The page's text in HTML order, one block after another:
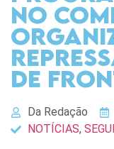
no
de
Da Redação
NOTÍCIAS,